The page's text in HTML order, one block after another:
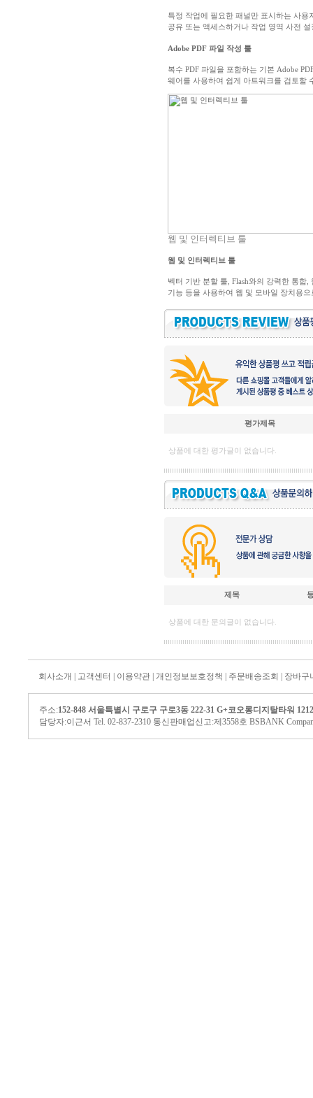
특정 작업에 필요한 패널만 표시하는 사
공유 또는 액세스하거나 작업 영역 사전
Adobe PDF 파일 작성 툴
복수 PDF 파일을 포함하는 기본 Adobe
웨어를 사용하여 쉽게 아트워크를 검토할
웹 및 인터렉티브 툴
웹 및 인터렉티브 툴
벡터 기반 분할 툴, Flash와의 강력한 통합
기능 등을 사용하여 웹 및 모바일 장치용
평가제목
상품에 대한 평가글이 없습니다.
제목
상품에 대한 문의글이 없습니다.
회사소개 고객센터 이용약관 개인정보보호정책 주문배송조회 장바구
주소:152-848 서울특별시 구로구 구로3동 222-31 G+코오롱디지탈타워
담당자:이근서 Tel. 02-837-2310 통신판매업신고:제3558호 BSBANK